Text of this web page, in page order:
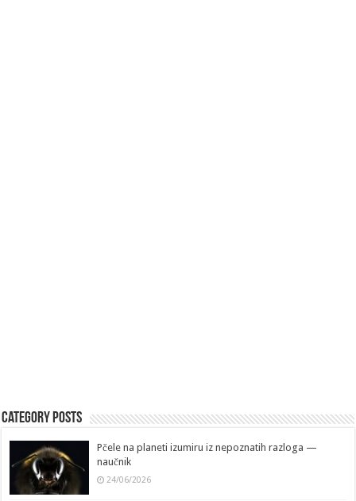
Category Posts
Pčele na planeti izumiru iz nepoznatih razloga —
naučnik
24/06/2026